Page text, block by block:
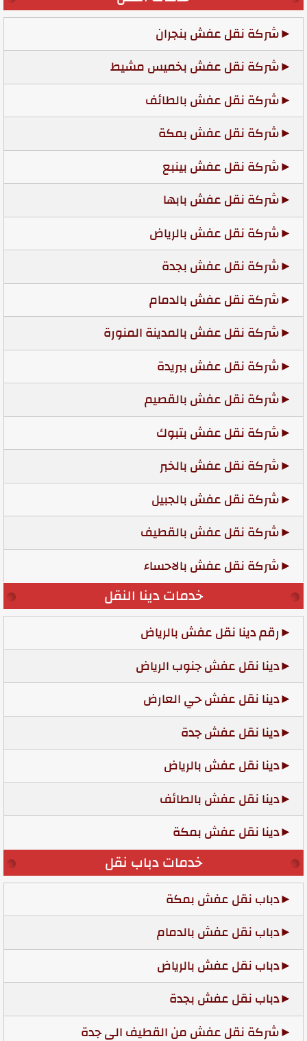
شركة نقل عفش بنجران
شركة نقل عفش بخميس مشيط
شركة نقل عفش بالطائف
شركة نقل عفش بمكة
شركة نقل عفش بينبع
شركة نقل عفش بابها
شركة نقل عفش بالرياض
شركة نقل عفش بجدة
شركة نقل عفش بالدمام
شركة نقل عفش بالمدينة المنورة
شركة نقل عفش ببريدة
شركة نقل عفش بالقصيم
شركة نقل عفش بتبوك
شركة نقل عفش بالخبر
شركة نقل عفش بالجبيل
شركة نقل عفش بالقطيف
شركة نقل عفش بالاحساء
خدمات دينا النقل
رقم دينا نقل عفش بالرياض
دينا نقل عفش جنوب الرياض
دينا نقل عفش حي العارض
دينا نقل عفش جدة
دينا نقل عفش بالرياض
دينا نقل عفش بالطائف
دينا نقل عفش بمكة
خدمات دباب نقل
دباب نقل عفش بمكة
دباب نقل عفش بالدمام
دباب نقل عفش بالرياض
دباب نقل عفش بجدة
شركة نقل عفش من القطيف الى جدة